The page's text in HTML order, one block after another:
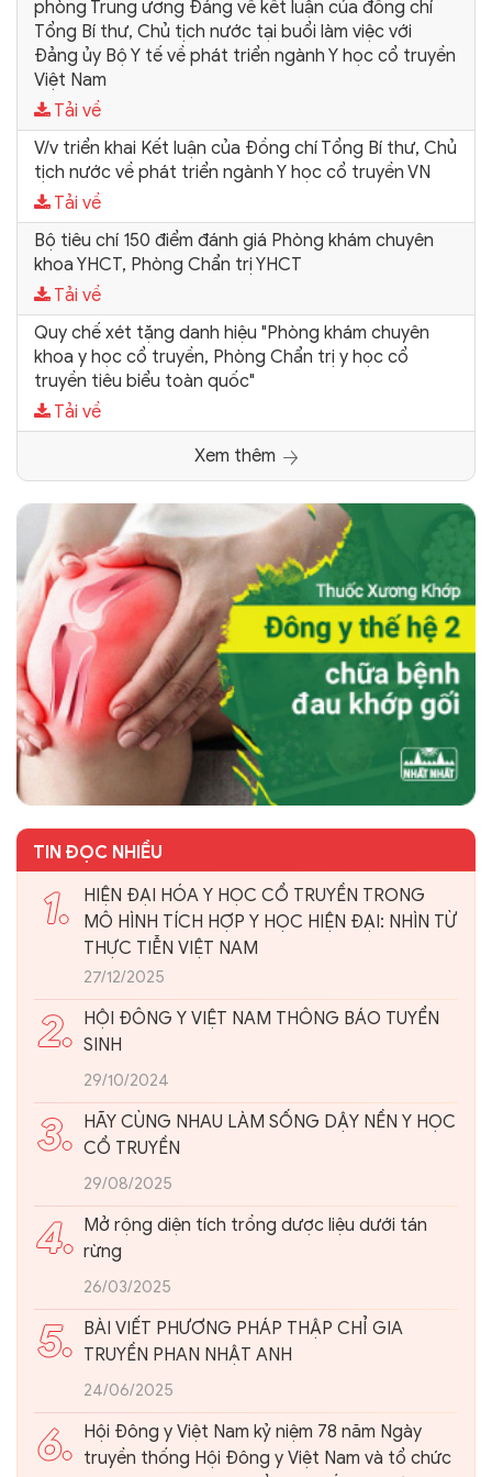
phòng Trung ương Đảng về kết luận của đồng chí
Tổng Bí thư, Chủ tịch nước tại buổi làm việc với
Đảng ủy Bộ Y tế về phát triển ngành Y học cổ truyền
Việt Nam
Tải về
V/v triển khai Kết luận của Đồng chí Tổng Bí thư, Chủ
tịch nước về phát triển ngành Y học cổ truyền VN
Tải về
Bộ tiêu chí 150 điểm đánh giá Phòng khám chuyên
khoa YHCT, Phòng Chẩn trị YHCT
Tải về
Quy chế xét tặng danh hiệu "Phòng khám chuyên
khoa y học cổ truyền, Phòng Chẩn trị y học cổ
truyền tiêu biểu toàn quốc"
Tải về
Xem thêm
TIN ĐỌC NHIỀU
1.
HIỆN ĐẠI HÓA Y HỌC CỔ TRUYỀN TRONG
MÔ HÌNH TÍCH HỢP Y HỌC HIỆN ĐẠI: NHÌN TỪ
THỰC TIỄN VIỆT NAM
27/12/2025
2. HỘI ĐÔNG Y VIỆT NAM THÔNG BÁO TUYỂN
SINH
29/10/2024
3. HÃY CÙNG NHAU LÀM SỐNG DẬY NỀN Y HỌC
CỔ TRUYỀN
29/08/2025
4. Mở rộng diện tích trồng dược liệu dưới tán
rừng
26/03/2025
5. BÀI VIẾT PHƯƠNG PHÁP THẬP CHỈ GIA
TRUYỀN PHAN NHẬT ANH
24/06/2025
6. Hội Đông y Việt Nam kỷ niệm 78 năm Ngày
truyền thống Hội Đông y Việt Nam và tổ chức